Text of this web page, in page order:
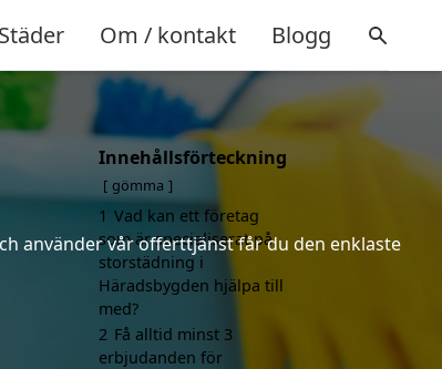
Städer Om / kontakt Blogg
använder vår offerttjänst får du den enklaste
Innehållsförteckning
gömma
1 Vad kan ett företag
som är specialiserat på
storstädning i
Häradsbygden hjälpa till
med?
2 Få alltid minst 3
erbjudanden för